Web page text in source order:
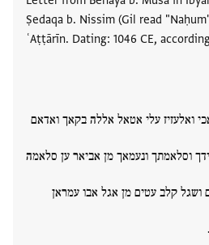
Ṣedaqa b. Nissim (Gil read
ʿAṭṭārīn. Dating: 1046 CE,
ואלעזיז עלי אטאל אללה בקאך ואדאם
וסלאמתך ונעמאך מן אביאר ען סלאמה
ושגל קלב עטים מן אגל אבו עמראן